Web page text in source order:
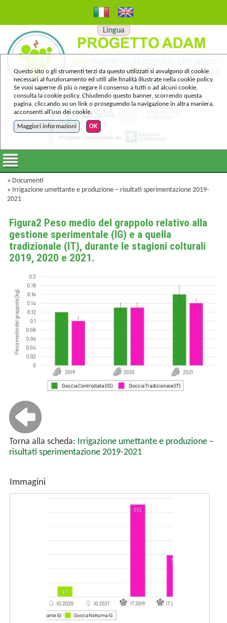
Lingua
» Documenti
» Irrigazione umettante e produzione – risultati sperimentazione 2019-
2021
Figura2 Peso medio del grappolo relativo alla
gestione sperimentale (IG) e a quella
tradizionale (IT), durante le stagioni colturali
2019, 2020 e 2021.
Torna alla scheda:
Irrigazione umettante e produzione –
risultati sperimentazione 2019-2021
Immagini
Questo sito o gli strumenti terzi da questo utilizzati si avvalgono di cookie
necessari al funzionamento ed utili alle finalità illustrate nella cookie policy.
Se vuoi saperne di più o negare il consenso a tutti o ad alcuni cookie,
consulta la cookie policy. Chiudendo questo banner, scorrendo questa
pagina, cliccando su un link o proseguendo la navigazione in altra maniera,
acconsenti all’uso dei cookie.
Maggiori informazioni OK